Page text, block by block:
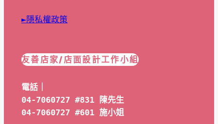
►隱私權政策
友善店家/店面設計工作小組
電話｜
04-7060727 #831 陳先生
04-7060727 #601 施小姐